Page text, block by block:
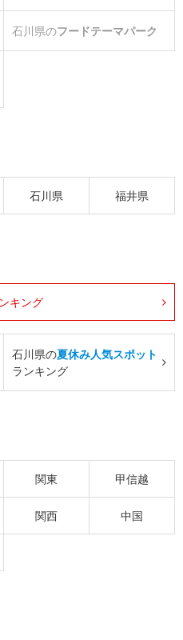
石川県のフードテーマパーク
石川県 福井県
キング
石川県の夏休み人気スポット
ランキング
関東 甲信越
関西 中国